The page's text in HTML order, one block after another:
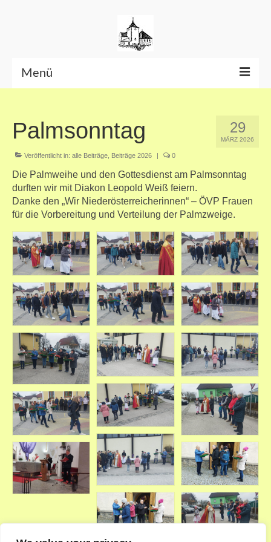
Menü
Datenschutzerklärung 29
MÄRZ 2026
Palmsonntag
Veröffentlicht in: alle Beiträge Beiträge 2026 | 0
Die Palmweihe und den Gottesdienst am Palmsonntag
durften wir mit Diakon Leopold Weiß feiern.
Danke den „Wir Niederösterreicherinnen“ – ÖVP Frauen
für die Vorbereitung und Verteilung der Palmzweige.